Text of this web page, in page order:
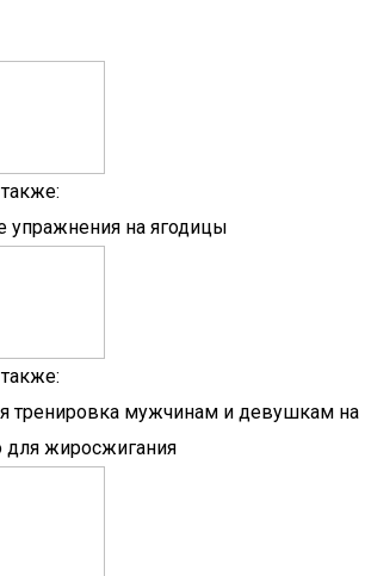
упражнения на ягодицы
тренировка мужчинам и девушкам на
для жиросжигания